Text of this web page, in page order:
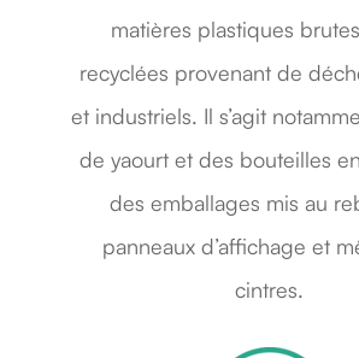
matières plastiques
recyclées provenant de
et industriels. Il s’agit
de yaourt et des bouteilles
des emballages mis au
panneaux d’affichage et
cintres.